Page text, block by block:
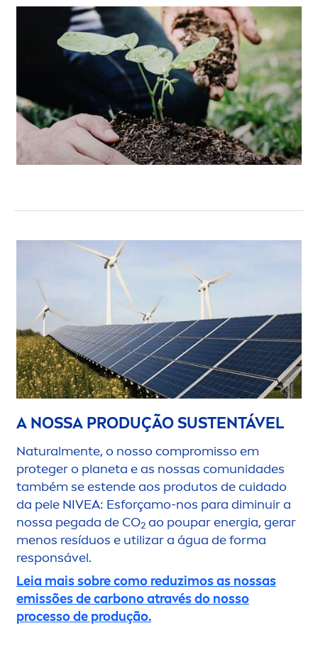
A NOSSA PRODUÇÃO SUSTENTÁVEL
Naturalmente, o nosso compromisso em
proteger o planeta e as nossas comunidades
também se estende aos produtos de cuidado
da pele NIVEA: Esforçamo-nos para diminuir a
nossa pegada de CO2 ao poupar energia, gerar
menos resíduos e utilizar a água de forma
responsável.
Leia mais sobre como reduzimos as nossas
emissões de carbono através do nosso
processo de produção.